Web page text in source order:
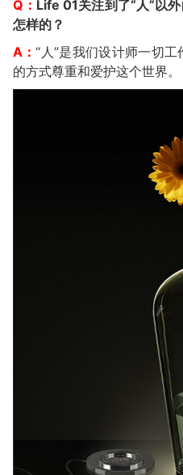
Q： Life 01关注到了“人”以
怎样的？
A：“人”是我们设计师一切
的方式尊重和爱护这个世界。